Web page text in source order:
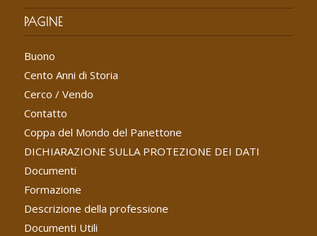
PAGINE
Buono
Cento Anni di Storia
Cerco / Vendo
Contatto
Coppa del Mondo del Panettone
DICHIARAZIONE SULLA PROTEZIONE DEI DATI
Documenti
Formazione
Descrizione della professione
Documenti Utili